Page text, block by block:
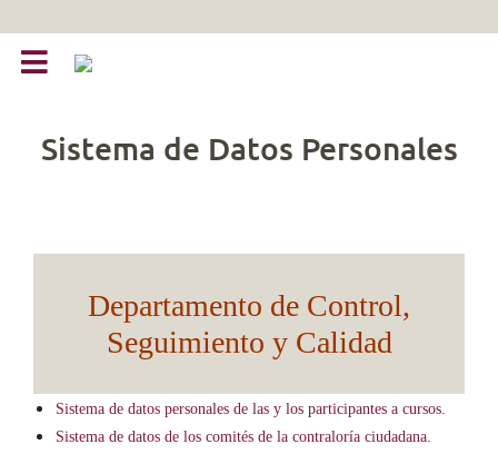
Sistema de Datos Personales
Departamento de Control,
Seguimiento y Calidad
Sistema de datos personales de las y los participantes a cursos.
Sistema de datos de los comités de la contraloría ciudadana.